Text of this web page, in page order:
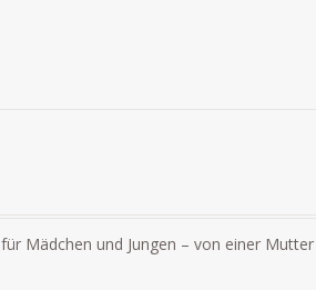
für Mädchen und Jungen – von einer